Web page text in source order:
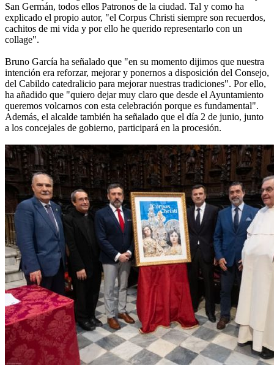
San Germán, todos ellos Patronos de la ciudad. Tal y como ha
explicado el propio autor, "el Corpus Christi siempre son recuerdos,
cachitos de mi vida y por ello he querido representarlo con un
collage".
Bruno García ha señalado que "en su momento dijimos que nuestra
intención era reforzar, mejorar y ponernos a disposición del Consejo,
del Cabildo catedralicio para mejorar nuestras tradiciones". Por ello,
ha añadido que "quiero dejar muy claro que desde el Ayuntamiento
queremos volcarnos con esta celebración porque es fundamental".
Además, el alcalde también ha señalado que el día 2 de junio, junto
a los concejales de gobierno, participará en la procesión.